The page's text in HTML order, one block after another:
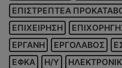
ΕΠΙΣΤΡΕΠΤΕΑ
ΕΠΙΧΕΙΡΗΣΗ
ΕΡΓΑΝΗ
ΕΡΓΟΛΑΒΟΣ
ΕΦΚΑ
Η/Υ